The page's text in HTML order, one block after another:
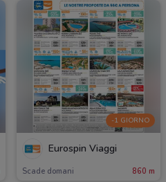
-1 GIORNO
Eurospin Viaggi
Scade domani 860 m